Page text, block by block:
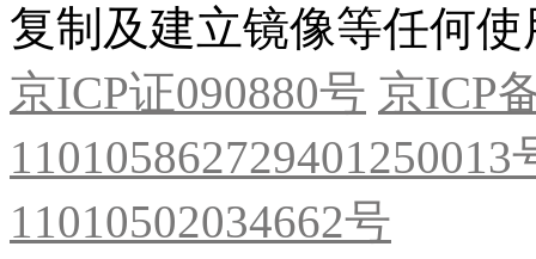
复制及建立镜像等任何使
京ICP证090880号 京ICP
11010502034662号